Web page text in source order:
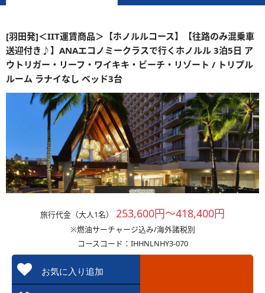
[羽田発]＜IIT運賃商品＞【ホノルルコース】【往路のみ混乗車
送迎付き♪】ANAエコノミークラスで行くホノルル 3泊5日 ア
ウトリガー・リーフ・ワイキキ・ビーチ・リゾート / トリプル
ルーム ラナイなし ベッド3台
旅行代金（大人1名） 253,600円～418,400円
※燃油サーチャージ込み/海外諸税別
コースコード：IHHNLNHY3-070
お気に入り追加